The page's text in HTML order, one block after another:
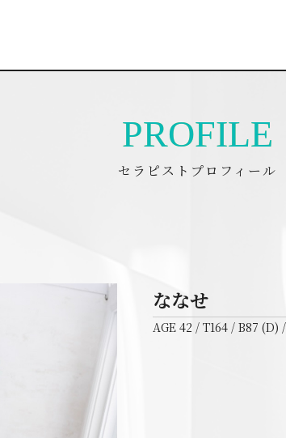
セラピストプロフィール
PROFILE
ななせ
AGE 42 / T164 / B87 (D)